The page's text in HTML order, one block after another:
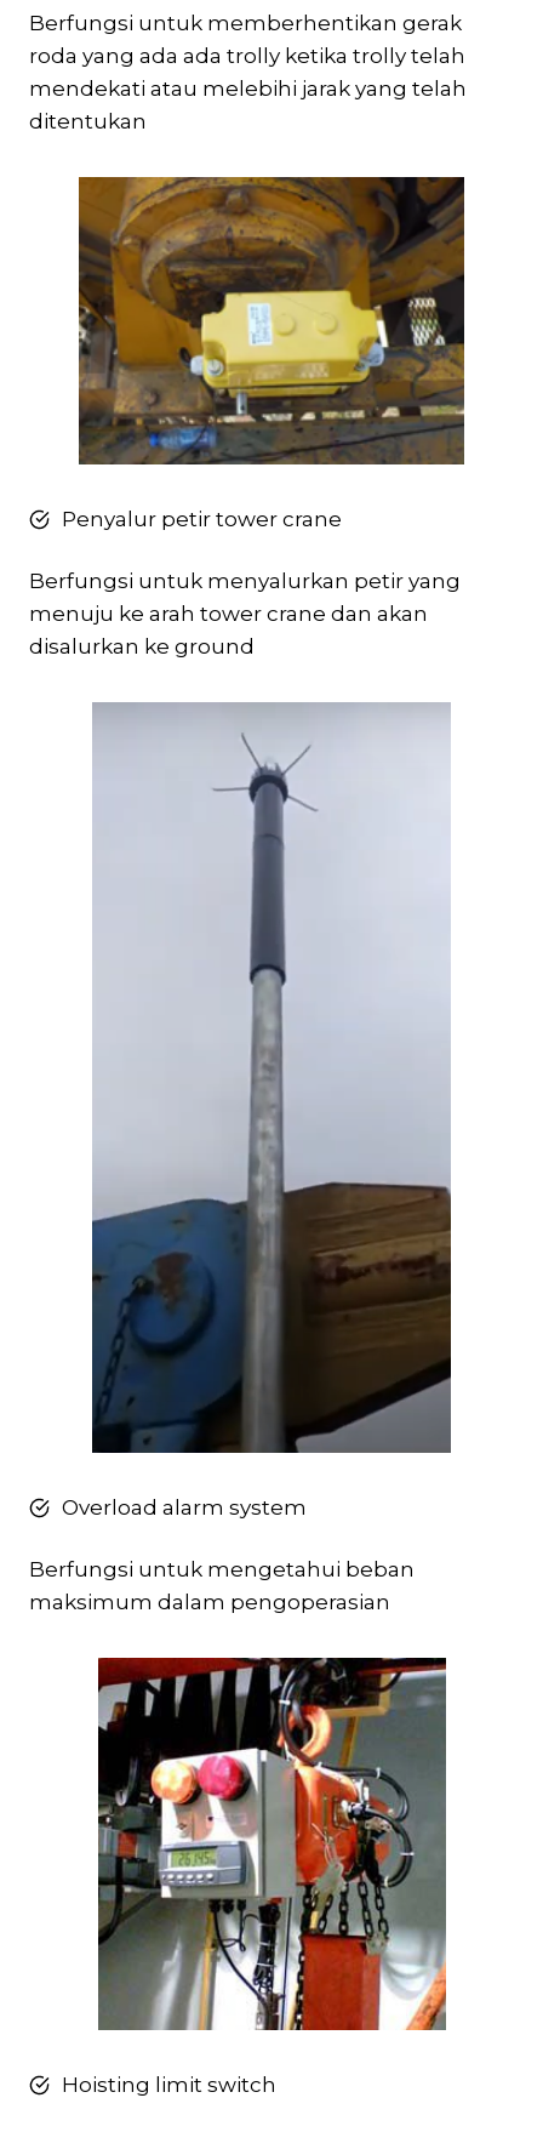
Berfungsi untuk memberhentikan gerak
roda yang ada ada trolly ketika trolly telah
mendekati atau melebihi jarak yang telah
ditentukan
Penyalur petir tower crane
Berfungsi untuk menyalurkan petir yang
menuju ke arah tower crane dan akan
disalurkan ke ground
Overload alarm system
Berfungsi untuk mengetahui beban
maksimum dalam pengoperasian
Hoisting limit switch